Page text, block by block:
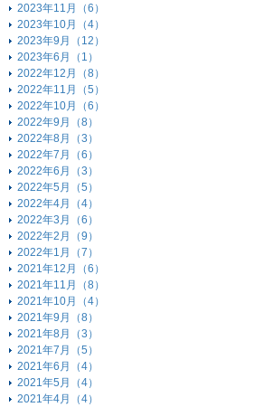
2023年11月（6）
2023年10月（4）
2023年9月（12）
2023年6月（1）
2022年12月（8）
2022年11月（5）
2022年10月（6）
2022年9月（8）
2022年8月（3）
2022年7月（6）
2022年6月（3）
2022年5月（5）
2022年4月（4）
2022年3月（6）
2022年2月（9）
2022年1月（7）
2021年12月（6）
2021年11月（8）
2021年10月（4）
2021年9月（8）
2021年8月（3）
2021年7月（5）
2021年6月（4）
2021年5月（4）
2021年4月（4）